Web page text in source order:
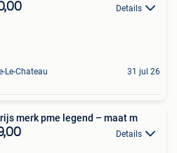
Details
Le-Chateau 31 jul 26
jas grijs merk pme legend – maat m
Details